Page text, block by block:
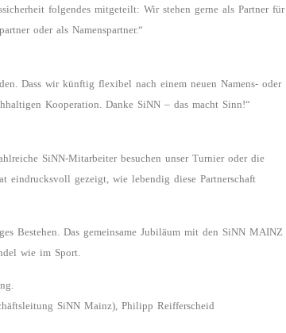
folgendes mitgeteilt: Wir stehen gerne als Partner für
oder als Namenspartner.“
Dass wir künftig flexibel nach einem neuen Namens- oder
Kooperation. Danke SiNN – das macht Sinn!“
SiNN-Mitarbeiter besuchen unser Turnier oder die
eindrucksvoll gezeigt, wie lebendig diese Partnerschaft
Bestehen. Das gemeinsame Jubiläum mit den SiNN MAINZ
wie im Sport.
SiNN Mainz), Philipp Reifferscheid